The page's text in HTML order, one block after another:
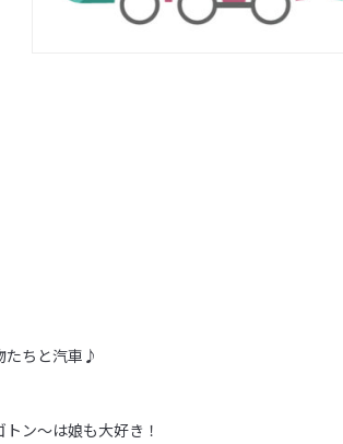
たちと汽車♪
ン～は娘も大好き！